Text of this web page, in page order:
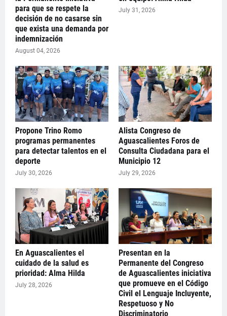
para que se respete la
decisión de no casarse sin
que exista una demanda por
indemnización
August 04, 2026
July 31, 2026
Propone Trino Romo
programas permanentes
para detectar talentos en el
deporte
July 30, 2026
Alista Congreso de
Aguascalientes Foros de
Consulta Ciudadana para el
Municipio 12
July 29, 2026
En Aguascalientes el
cuidado de la salud es
prioridad: Alma Hilda
July 28, 2026
Presentan en la
Permanente del Congreso
de Aguascalientes iniciativa
que promueve en el Código
Civil el Lenguaje Incluyente,
Respetuoso y No
Discriminatorio